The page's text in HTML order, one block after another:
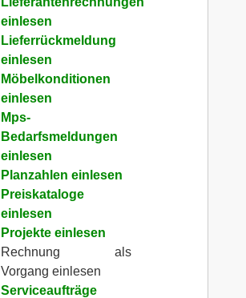
einlesen
Lieferrückmeldung
einlesen
Möbelkonditionen
einlesen
Mps-
Bedarfsmeldungen
einlesen
Planzahlen einlesen
Preiskataloge
einlesen
Projekte einlesen
Rechnung als
Vorgang einlesen
Serviceaufträge